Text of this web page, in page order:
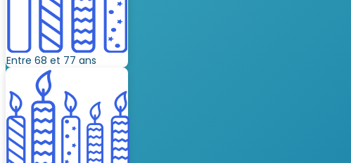
Entre 68 et 77 ans